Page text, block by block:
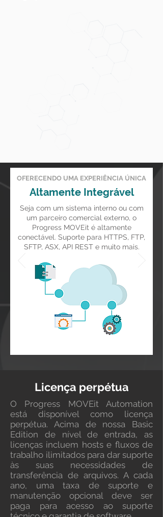
OFERECENDO UMA EXPERIÊNCIA ÚNICA
Altamente Integrável
Seja com um sistema interno ou com
um parceiro comercial externo, o
Progress MOVEit é altamente
conectável. Suporte para HTTPS, FTP,
SFTP, ASX, API REST e muito mais.
Licença perpétua
O Progress MOVEit Automation
está disponível como licença
perpétua. Acima de nossa Basic
Edition de nível de entrada, as
licenças incluem hosts e fluxos de
trabalho ilimitados para dar suporte
às suas necessidades de
transferência de arquivos. A cada
ano, uma taxa de suporte e
manutenção opcional deve ser
paga para acesso ao suporte